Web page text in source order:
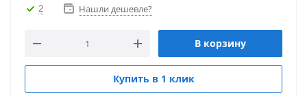
2 Нашли дешевле?
В корзину
Купить в 1 клик